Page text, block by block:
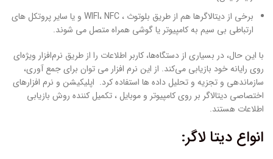
برخی از دیتالاگرها هم از طریق بلوتوث ، WIFI، NFC و یا سایر پروتکل های
ارتباطی بی سیم به کامپیوتر یا گوشی همراه متصل می شوند.
با این حال، در بسیاری از دستگاه‌ها، کاربر اطلاعات را از طریق نرم‌افزار ویژه‌ای
روی رایانه خود بازیابی می‌کند. از این نرم افزار می توان برای جمع آوری،
سازماندهی و تجزیه و تحلیل داده ها استفاده کرد. اپلیکیشن و نرم افزارهای
اختصاصی دیتالاگر بر روی کامپیوتر و موبایل ، تکمیل کننده روش بازیابی
اطلاعات هستند.
انواع دیتا لاگر: